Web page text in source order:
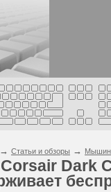
→ Статьи и обзоры →
Dark